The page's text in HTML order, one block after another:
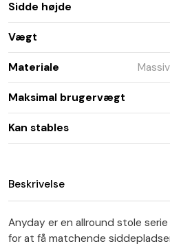
Beskrivelse
Anyday er en allround stole
for at få matchende
Sidde højde
Vægt
Materiale
Maksimal brugervægt
Kan stables